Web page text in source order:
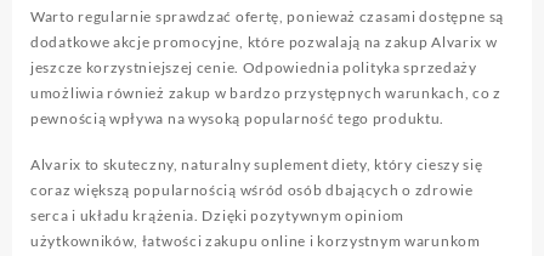
Warto regularnie sprawdzać ofertę, ponieważ czasami dostępne są
dodatkowe akcje promocyjne, które pozwalają na zakup Alvarix w
jeszcze korzystniejszej cenie. Odpowiednia polityka sprzedaży
umożliwia również zakup w bardzo przystępnych warunkach, co z
pewnością wpływa na wysoką popularność tego produktu.
Alvarix to skuteczny, naturalny suplement diety, który cieszy się
coraz większą popularnością wśród osób dbających o zdrowie
serca i układu krążenia. Dzięki pozytywnym opiniom
użytkowników, łatwości zakupu online i korzystnym warunkom